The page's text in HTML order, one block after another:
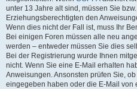
unter 13 Jahre alt sind, müssen Sie
Erziehungsberechtigten den
Wenn dies nicht der Fall ist, muss Ihr
Bei einigen Foren müssen alle neu
werden – entweder müssen Sie dies
Bei der Registrierung wurde Ihnen
nicht. Wenn Sie eine E-Mail erhalten
Anweisungen. Ansonsten prüfen Sie,
eingegeben haben oder die E-Mail von